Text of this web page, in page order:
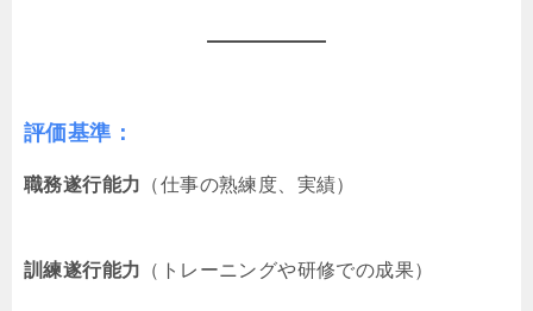
評価基準 ：
職務遂行能力 （仕事の熟練度、実績）
訓練遂行能力 （トレーニングや研修での成果）